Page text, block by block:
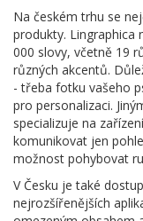
Na českém trhu se
produkty. Lingraphica
000 slovy, včetně 19
různých akcentů.
- třeba fotku vašeho
pro personalizaci.
specializuje na
komunikovat jen
možnost pohybovat
V Česku je také
nejrozšířenějších